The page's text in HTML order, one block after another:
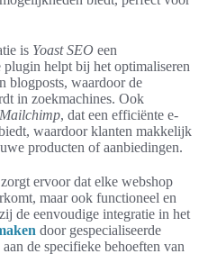
is Yoast SEO een
helpt bij het optimaliseren
blogposts, waardoor de
in zoekmachines. Ook
Mailchimp, dat een efficiënte e-
waardoor klanten makkelijk
producten of aanbiedingen.
ervoor dat elke webshop
maar ook functioneel en
de eenvoudige integratie in het
door gespecialiseerde
de specifieke behoeften van